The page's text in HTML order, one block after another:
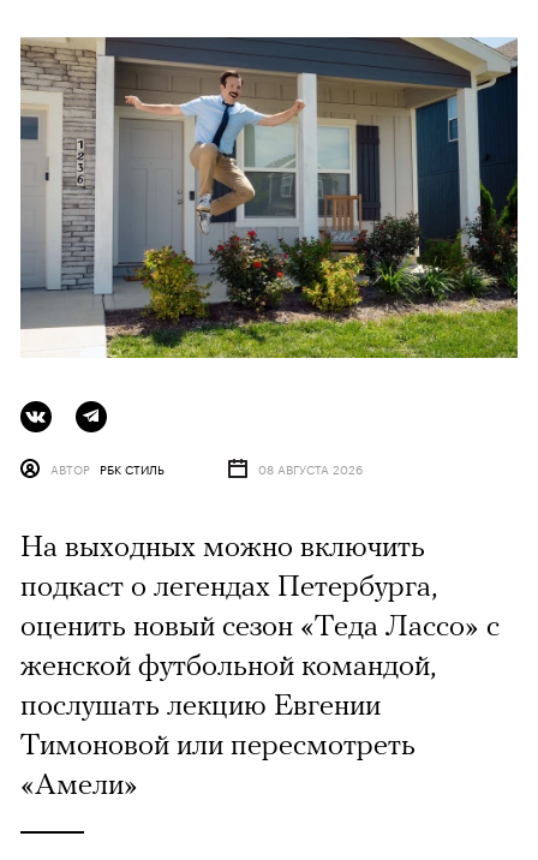
АВТОР РБК СТИЛЬ 08 АВГУСТА 2026
На выходных можно включить
подкаст о легендах Петербурга,
оценить новый сезон «Теда Лассо» с
женской футбольной командой,
послушать лекцию Евгении
Тимоновой или пересмотреть
«Амели»